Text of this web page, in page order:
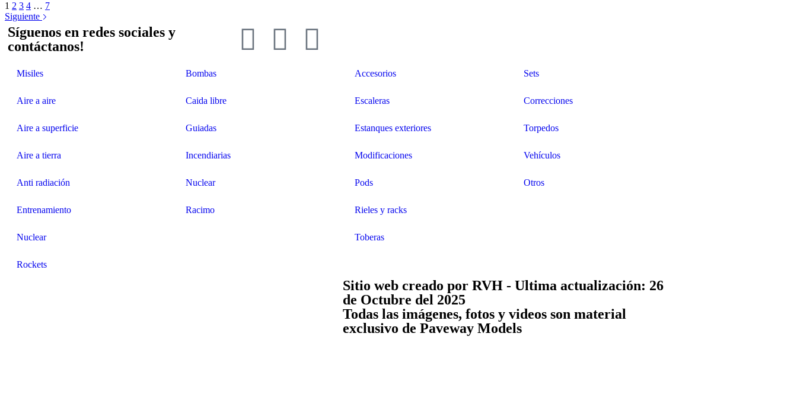
1 2 3 4 … 7
Siguiente
Síguenos en redes sociales y
contáctanos!
Misiles
Aire a aire
Aire a superficie
Aire a tierra
Anti radiación
Entrenamiento
Nuclear
Rockets
Bombas
Caida libre
Guiadas
Incendiarias
Nuclear
Racimo
Accesorios
Escaleras
Estanques exteriores
Modificaciones
Pods
Rieles y racks
Toberas
Sets
Correcciones
Torpedos
Vehículos
Otros
Sitio web creado por RVH - Ultima actualización: 26
de Octubre del 2025
Todas las imágenes, fotos y videos son material
exclusivo de Paveway Models